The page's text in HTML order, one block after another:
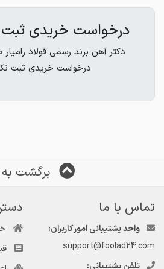
درخواست خریدی
دکتر آهن برند رسمی فولاد
درخواست خریدی ثبت
برگشت به
تماس با ما
واحد پشتیبانی امور کاربران:
support@foolad24.com